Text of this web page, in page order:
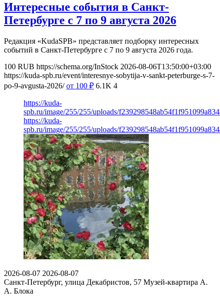
Интересные события в Санкт-
Петербурге с 7 по 9 августа 2026
Редакция «KudaSPB» представляет подборку интересных
событий в Санкт-Петербурге с 7 по 9 августа 2026 года.
100 RUB https://schema.org/InStock 2026-08-06T13:50:00+03:00
https://kuda-spb.ru/event/interesnye-sobytija-v-sankt-peterburge-s-7-
po-9-avgusta-2026/ от 100 ₽ 6.1K 4
https://kuda-
spb.ru/image/255/255/uploads/
https://kuda-
spb.ru/image/255/255/uploads/
2026-08-07 2026-08-07
Санкт-Петербург, улица Декабристов, 57 Музей-квартира А.
А. Блока